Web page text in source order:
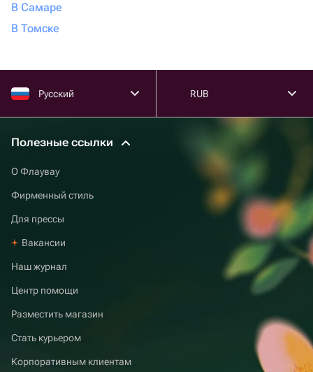
В Самаре
В Томске
Русский RUB
Полезные ссылки
О Флаувау
Фирменный стиль
Для прессы
Вакансии
Наш журнал
Центр помощи
Разместить магазин
Стать курьером
Корпоративным клиентам